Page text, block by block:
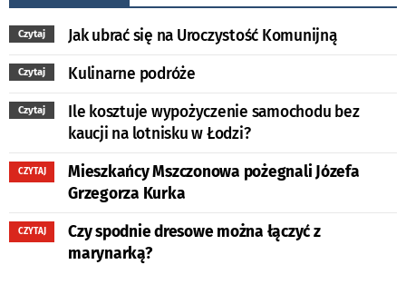
Czytaj Jak ubrać się na Uroczystość Komunijną
Czytaj Kulinarne podróże
Czytaj
Ile kosztuje wypożyczenie samochodu bez
kaucji na lotnisku w Łodzi?
CZYTAJ
Mieszkańcy Mszczonowa pożegnali Józefa
Grzegorza Kurka
CZYTAJ
Czy spodnie dresowe można łączyć z
marynarką?